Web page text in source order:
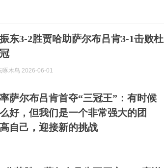
东3-2胜贾哈助萨尔布吕肯3-1击败杜
啄木鸟 2026-06-01
萨尔布吕肯首夺“三冠王”：有时候
好，但我们是一个非常强大的团
自己，迎接新的挑战